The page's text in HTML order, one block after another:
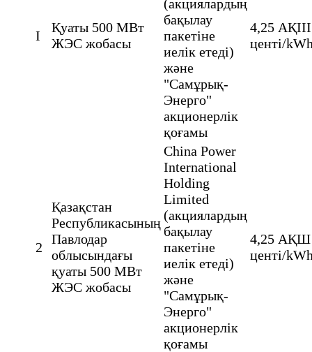
I
Қуаты 500 МВт
ЖЭС жобасы
(акциялардың
бақылау
пакетіне
иелік етеді)
және
"Самұрық-
Энерго"
акционерлік
қоғамы
4,25 АҚІІІ
центі/
2
Қазақстан
Республикасының
Павлодар
облысындағы
қуаты 500 МВт
ЖЭС жобасы
China Power
International
Holding
Limited
(акциялардың
бақылау
пакетіне
иелік етеді)
және
"Самұрық-
Энерго"
акционерлік
қоғамы
4,25 АҚШ
центі/